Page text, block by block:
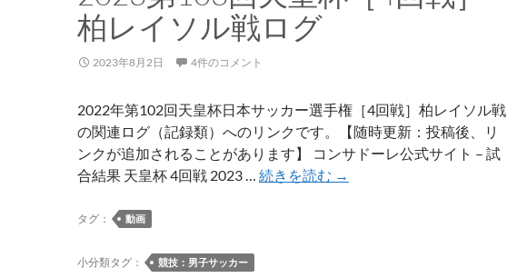
回
ン
ド
16）
敗
柏レイソル戦ログ
2023年8月2日 4件のコメント
2022年第102回天皇杯日本サッカー選手権［4回戦］柏レイソル戦
の関連ログ（記録類）へのリンクです。【随時更新：投稿後、リ
ンクが追加されることがあります】 コンサドーレ公式サイト – 試
合結果 天皇杯 4回戦 2023 … 続きを読む 2023
→
タグ： 動画
小分類タグ： 競技：男子サッカー